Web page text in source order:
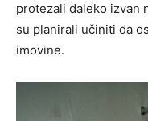
protezali daleko izvan
su planirali učiniti da
imovine.